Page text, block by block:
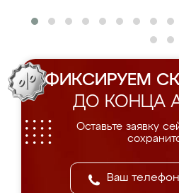
ФИКСИРУЕМ
ДО КОНЦА
Оставьте заявку